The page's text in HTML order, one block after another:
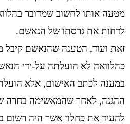
מטעה אותו לחשוב שמדובר
לדחות את גרסתו של הנאשם.
זאת ועוד, הטענה שהנאשם קיבל
כהלוואה לא הועלתה על-ידי
במענה לכתב האישום, אלא
ההגנה, לאחר שהמאשימה בחרה
להעיד את כחלון אשר היה רשום